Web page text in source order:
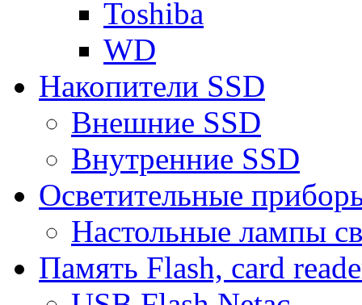
Toshiba
WD
Накопители SSD
Внешние SSD
Внутренние SSD
Осветительные
Настольные лампы
Память Flash, card